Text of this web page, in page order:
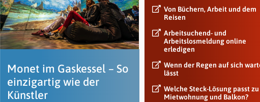
Monet im Gaskessel – So
einzigartig wie der
Künstler
Von Büchern, Arbeit und dem
Reisen
Arbeitsuchend- und
Arbeitslosmeldung online
erledigen
Wenn der Regen auf sich
lässt
Welche Steck-Lösung passt zu
Mietwohnung und Balkon?